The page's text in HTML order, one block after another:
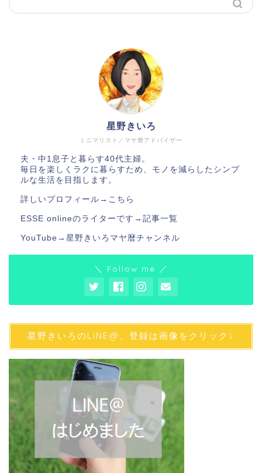
ミニマリスト／マヤ暦アドバイザー
星野きいろ
夫・中1息子と暮らす40代主婦。
毎日を楽しくラクに暮らすため、モノを減らしたシンプ
ルな生活を目指します。
詳しいプロフィール→ こちら
ESSE onlineのライターです→ 記事一覧
YouTube→ 星野きいろマヤ暦チャンネル
＼ Follow me ／
星野きいろのLINE@、登録は画像をクリック↓